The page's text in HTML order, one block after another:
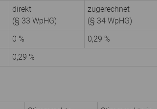
direkt
(§ 33 WpHG)
zugerechnet
(§ 34 WpHG)
0 %
0,29 %
0,29 %